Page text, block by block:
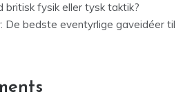
britisk fysik eller tysk taktik?
De bedste eventyrlige gaveidéer til